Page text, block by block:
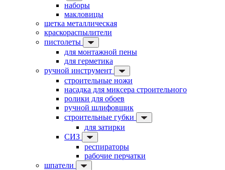
наборы
макловицы
щетка металлическая
краскораспылители
пистолеты
для монтажной пены
для герметика
ручной инструмент
строительные ножи
насадка для миксера строительного
ролики для обоев
ручной шлифовщик
строительные губки
для затирки
СИЗ
респираторы
рабочие перчатки
шпатели